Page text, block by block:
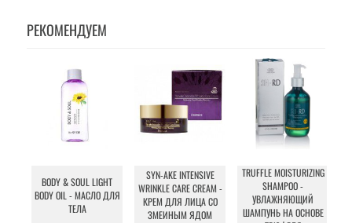
РЕКОМЕНДУЕМ
BODY & SOUL LIGHT
BODY OIL - МАСЛО ДЛЯ
ТЕЛА
SYN-AKE INTENSIVE
WRINKLE CARE CREAM -
КРЕМ ДЛЯ ЛИЦА СО
ЗМЕИНЫМ ЯДОМ
TRUFFLE MOISTURIZING
SHAMPOO -
УВЛАЖНЯЮЩИЙ
ШАМПУНЬ НА ОСНОВЕ